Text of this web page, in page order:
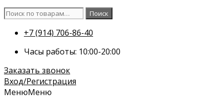
Искать:
Поиск
+7 (914) 706-86-40
Часы работы: 10:00-20:00
Заказать звонок
Вход/Регистрация
МенюМеню